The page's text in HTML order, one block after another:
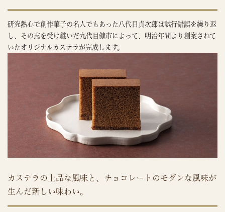
研究熱心で創作菓子の名人でもあった八代目貞次郎は試行錯誤を繰り返
し、その志を受け継いだ九代目健市によって、明治年間より創案されて
いたオリジナルカステラが完成します。
カステラの上品な風味と、チョコレートのモダンな風味が
生んだ新しい味わい。